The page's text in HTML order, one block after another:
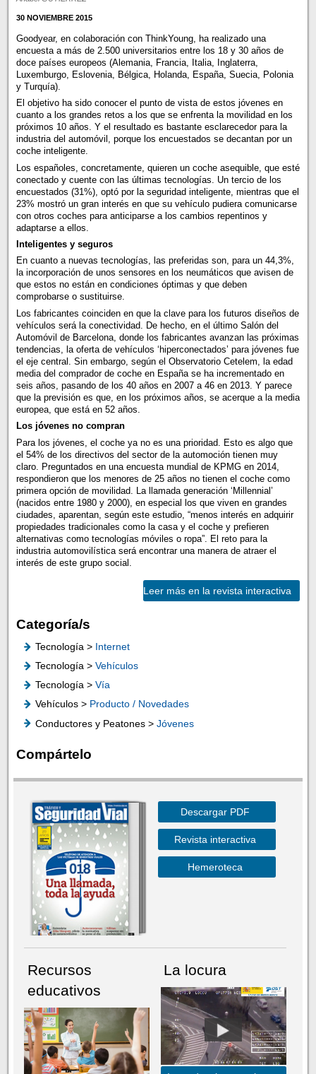
30 NOVIEMBRE 2015
Goodyear, en colaboración con ThinkYoung, ha realizado una
encuesta a más de 2.500 universitarios entre los 18 y 30 años de
doce países europeos (Alemania, Francia, Italia, Inglaterra,
Luxemburgo, Eslovenia, Bélgica, Holanda, España, Suecia, Polonia
y Turquía).
El objetivo ha sido conocer el punto de vista de estos jóvenes en
cuanto a los grandes retos a los que se enfrenta la movilidad en los
próximos 10 años. Y el resultado es bastante esclarecedor para la
industria del automóvil, porque los encuestados se decantan por un
coche inteligente.
Los españoles, concretamente, quieren un coche asequible, que esté
conectado y cuente con las últimas tecnologías. Un tercio de los
encuestados (31%), optó por la seguridad inteligente, mientras que el
23% mostró un gran interés en que su vehículo pudiera comunicarse
con otros coches para anticiparse a los cambios repentinos y
adaptarse a ellos.
Inteligentes y seguros
En cuanto a nuevas tecnologías, las preferidas son, para un 44,3%,
la incorporación de unos sensores en los neumáticos que avisen de
que estos no están en condiciones óptimas y que deben
comprobarse o sustituirse.
Los fabricantes coinciden en que la clave para los futuros diseños de
vehículos será la conectividad. De hecho, en el último Salón del
Automóvil de Barcelona, donde los fabricantes avanzan las próximas
tendencias, la oferta de vehículos ‘hiperconectados’ para jóvenes fue
el eje central. Sin embargo, según el Observatorio Cetelem, la edad
media del comprador de coche en España se ha incrementado en
seis años, pasando de los 40 años en 2007 a 46 en 2013. Y parece
que la previsión es que, en los próximos años, se acerque a la media
europea, que está en 52 años.
Los jóvenes no compran
Para los jóvenes, el coche ya no es una prioridad. Esto es algo que
el 54% de los directivos del sector de la automoción tienen muy
claro. Preguntados en una encuesta mundial de KPMG en 2014,
respondieron que los menores de 25 años no tienen el coche como
primera opción de movilidad. La llamada generación ‘Millennial’
(nacidos entre 1980 y 2000), en especial los que viven en grandes
ciudades, aparentan, según este estudio, “menos interés en adquirir
propiedades tradicionales como la casa y el coche y prefieren
alternativas como tecnologías móviles o ropa”. El reto para la
industria automovilística será encontrar una manera de atraer el
interés de este grupo social.
Leer más en la revista interactiva
Categoría/s
Tecnología > Internet
Tecnología > Vehículos
Tecnología > Vía
Vehículos > Producto / Novedades
Conductores y Peatones > Jóvenes
Compártelo
Descargar PDF
Revista interactiva
Hemeroteca
Recursos
educativos
La locura